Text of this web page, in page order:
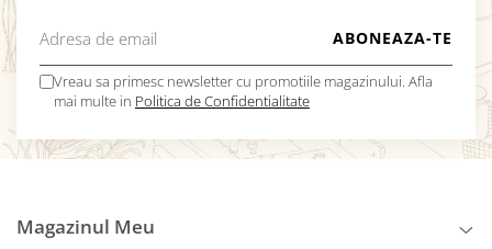
Vreau sa primesc newsletter cu promotiile magazinului. Afla
mai multe in Politica de Confidentialitate
Magazinul Meu